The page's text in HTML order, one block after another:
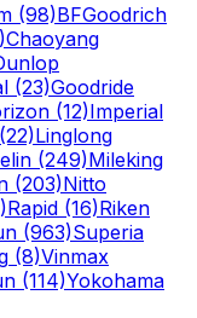
(98)BFGoodrich
Chaoyang
(23)Goodride
(12)Imperial
(22)Linglong
(249)Mileking
(203)Nitto
Rapid (16)Riken
(963)Superia
(8)Vinmax
(114)Yokohama